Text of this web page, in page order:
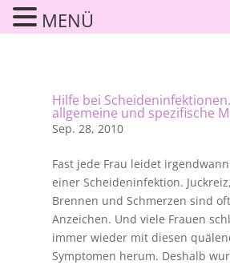
Hilfe bei
allgemeine und spezifische
Sep. 28, 2010
Fast jede Frau leidet
einer Scheideninfektion.
Brennen und Schmerzen sind
Anzeichen. Und viele Frauen
immer wieder mit diesen
Symptomen herum. Deshalb
MENÜ